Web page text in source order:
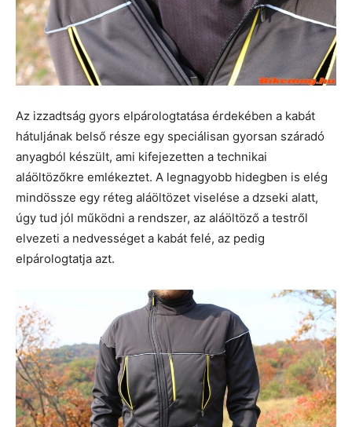
Az izzadtság gyors elpárologtatása érdekében a kabát
hátuljának belső része egy speciálisan gyorsan száradó
anyagból készült, ami kifejezetten a technikai
aláöltözőkre emlékeztet. A legnagyobb hidegben is elég
mindössze egy réteg aláöltözet viselése a dzseki alatt,
úgy tud jól működni a rendszer, az aláöltöző a testről
elvezeti a nedvességet a kabát felé, az pedig
elpárologtatja azt.